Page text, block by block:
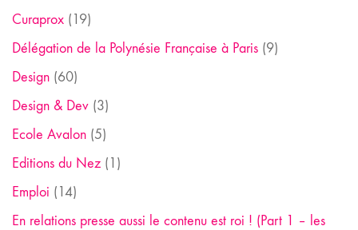
Curaprox (19)
Délégation de la Polynésie Française à Paris (9)
Design (60)
Design & Dev (3)
Ecole Avalon (5)
Editions du Nez (1)
Emploi (14)
En relations presse aussi le contenu est roi ! (Part 1 – les